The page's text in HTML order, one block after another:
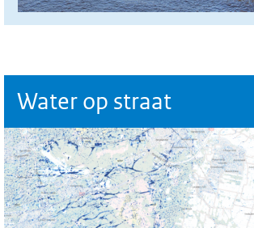
Water op straat